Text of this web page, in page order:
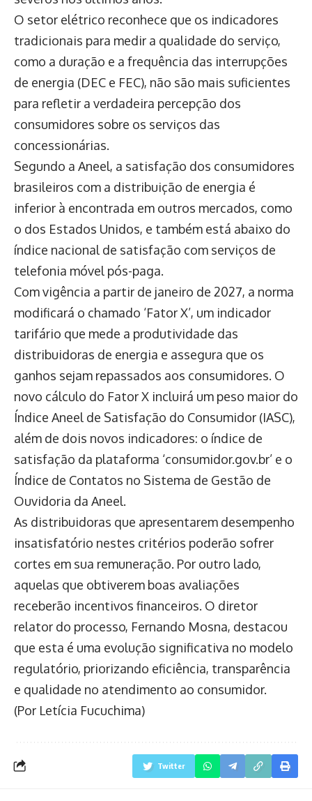
O setor elétrico reconhece que os indicadores
tradicionais para medir a qualidade do serviço,
como a duração e a frequência das interrupções
de energia (DEC e FEC), não são mais suficientes
para refletir a verdadeira percepção dos
consumidores sobre os serviços das
concessionárias.
Segundo a Aneel, a satisfação dos consumidores
brasileiros com a distribuição de energia é
inferior à encontrada em outros mercados, como
o dos Estados Unidos, e também está abaixo do
índice nacional de satisfação com serviços de
telefonia móvel pós-paga.
Com vigência a partir de janeiro de 2027, a norma
modificará o chamado ‘Fator X’, um indicador
tarifário que mede a produtividade das
distribuidoras de energia e assegura que os
ganhos sejam repassados aos consumidores. O
novo cálculo do Fator X incluirá um peso maior do
Índice Aneel de Satisfação do Consumidor (IASC),
além de dois novos indicadores: o índice de
satisfação da plataforma ‘consumidor.gov.br’ e o
Índice de Contatos no Sistema de Gestão de
Ouvidoria da Aneel.
As distribuidoras que apresentarem desempenho
insatisfatório nestes critérios poderão sofrer
cortes em sua remuneração. Por outro lado,
aquelas que obtiverem boas avaliações
receberão incentivos financeiros. O diretor
relator do processo, Fernando Mosna, destacou
que esta é uma evolução significativa no modelo
regulatório, priorizando eficiência, transparência
e qualidade no atendimento ao consumidor.
(Por Letícia Fucuchima)
Twitter